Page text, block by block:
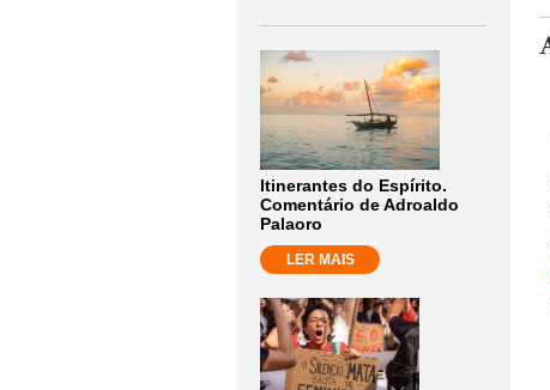
Itinerantes do Espírito.
Comentário de Adroaldo
Palaoro
LER MAIS